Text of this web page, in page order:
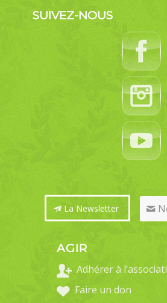
SUIVEZ-NOUS
La Newsletter
AGIR
Adhérer à
Faire un don